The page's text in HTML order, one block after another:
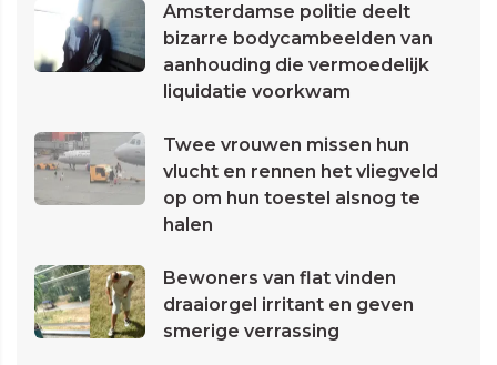
Amsterdamse politie deelt
bizarre bodycambeelden van
aanhouding die vermoedelijk
liquidatie voorkwam
Twee vrouwen missen hun
vlucht en rennen het vliegveld
op om hun toestel alsnog te
halen
Bewoners van flat vinden
draaiorgel irritant en geven
smerige verrassing